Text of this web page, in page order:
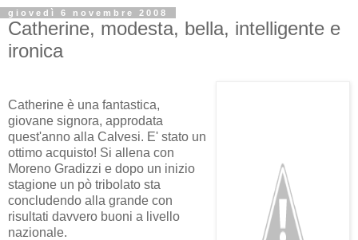
giovedì 6 novembre 2008
Catherine, modesta, bella, intelligente e
ironica
Catherine è una fantastica,
giovane signora, approdata
quest'anno alla Calvesi. E' stato un
ottimo acquisto! Si allena con
Moreno Gradizzi e dopo un inizio
stagione un pò tribolato sta
concludendo alla grande con
risultati davvero buoni a livello
nazionale.